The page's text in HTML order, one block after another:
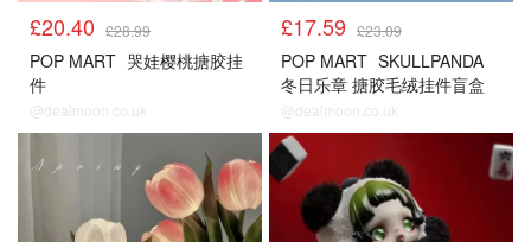
£20.40 £28.99
POP MART 哭娃樱桃搪胶挂
件
@dealmoon.co.uk
£17.59 £23.09
POP MART SKULLPANDA
冬日乐章 搪胶毛绒挂件盲盒
整套
@dealmoon.co.uk